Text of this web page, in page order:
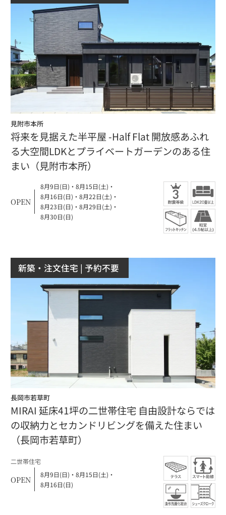
見附市本所
将来を見据えた半平屋 -Half Flat 開放感あふれ
る大空間LDKとプライベートガーデンのある住
まい（見附市本所）
OPEN
8月9日(日) ・ 8月15日(土) ・
8月16日(日) ・ 8月22日(土) ・
8月23日(日) ・ 8月29日(土) ・
8月30日(日)
新築・注文住宅 | 予約不要
長岡市若草町
MIRAI 延床41坪の二世帯住宅 自由設計ならでは
の収納力とセカンドリビングを備えた住まい
（長岡市若草町）
⼆世帯住宅
OPEN
8月9日(日) ・ 8月15日(土) ・
8月16日(日)